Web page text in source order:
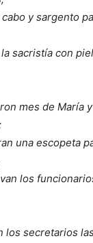
y sargento
sacristía con
mes de María
una escopeta
los
los secretarios